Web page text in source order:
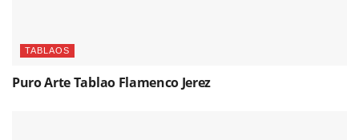
TABLAOS
Puro Arte Tablao Flamenco Jerez